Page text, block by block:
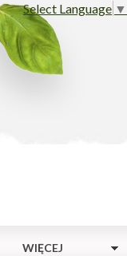
Select Language ▼
WIĘCEJ